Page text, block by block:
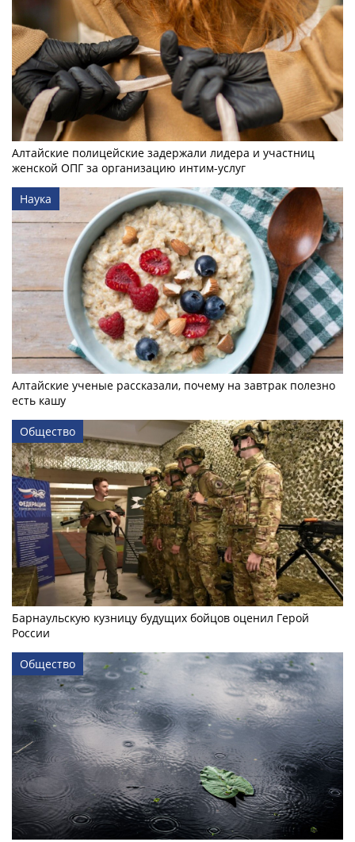
Алтайские полицейские задержали лидера и участниц
женской ОПГ за организацию интим-услуг
Наука
Алтайские ученые рассказали, почему на завтрак полезно
есть кашу
Общество
Барнаульскую кузницу будущих бойцов оценил Герой
России
Общество